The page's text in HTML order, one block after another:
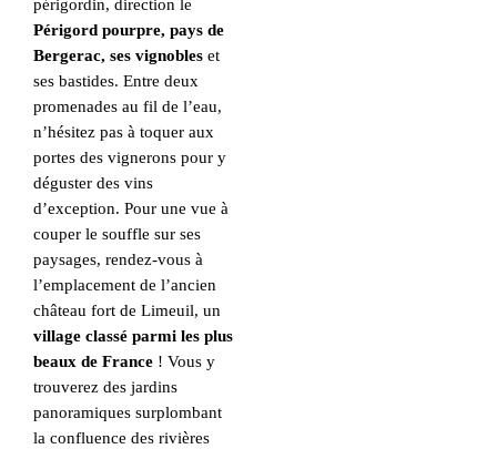
périgordin, direction le
Périgord pourpre, pays de
Bergerac, ses vignobles et
ses bastides. Entre deux
promenades au fil de l’eau,
n’hésitez pas à toquer aux
portes des vignerons pour y
déguster des vins
d’exception. Pour une vue à
couper le souffle sur ses
paysages, rendez-vous à
l’emplacement de l’ancien
château fort de Limeuil, un
village classé parmi les plus
beaux de France ! Vous y
trouverez des jardins
panoramiques surplombant
la confluence des rivières